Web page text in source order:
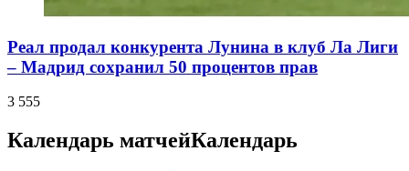
Реал продал конкурента Лунина в клуб Ла Лиги
– Мадрид сохранил 50 процентов прав
3 555
Календарь матчейКалендарь